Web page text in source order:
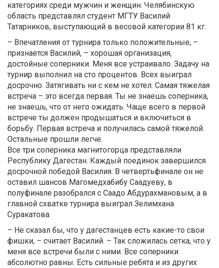
категориях среди мужчин и женщин. Челябинскую
область представлял студент МГТУ Василий
Татарников, выступающий в весовой категории 81 кг.
– Впечатления от турнира только положительные, –
признается Василий, – хорошая организация,
достойные соперники. Меня все устраивало. Задачу на
турнир выполнил на сто процентов. Всех выиграл
досрочно. Затягивать ни с кем не хотел. Самая тяжелая
встреча – это всегда первая. Ты не знаешь соперника,
не знаешь, что от него ожидать. Чаще всего в первой
встрече ты должен продышаться и включиться в
борьбу. Первая встреча и получилась самой тяжелой.
Остальные прошли легче.
Все три соперника магнитогорца представляли
Республику Дагестан. Каждый поединок завершился
досрочной победой Василия. В четвертьфинале он не
оставил шансов Магомедхабибу Саадуеву, в
полуфинале разобрался с Саадо Абдурахмановым, а в
главной схватке турнира выиграл Зелимхана
Суракатова.
– Не сказал бы, что у дагестанцев есть какие-то свои
фишки, – считает Василий. – Так сложилась сетка, что у
меня все встречи были с ними. Все соперники
абсолютно равны. Есть сильные ребята и из других